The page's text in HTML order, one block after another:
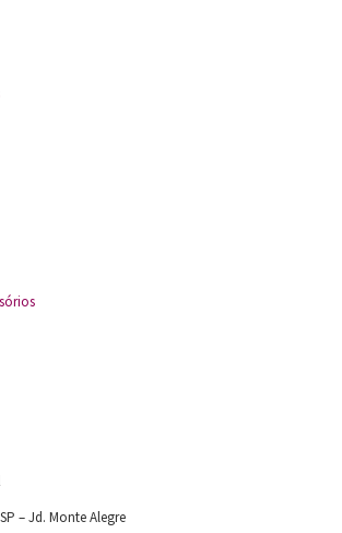
– Jd. Monte Alegre